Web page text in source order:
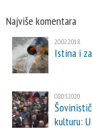
Najviše komentara
20.02.2018.
Istina i
08.03.2020.
kulturu: